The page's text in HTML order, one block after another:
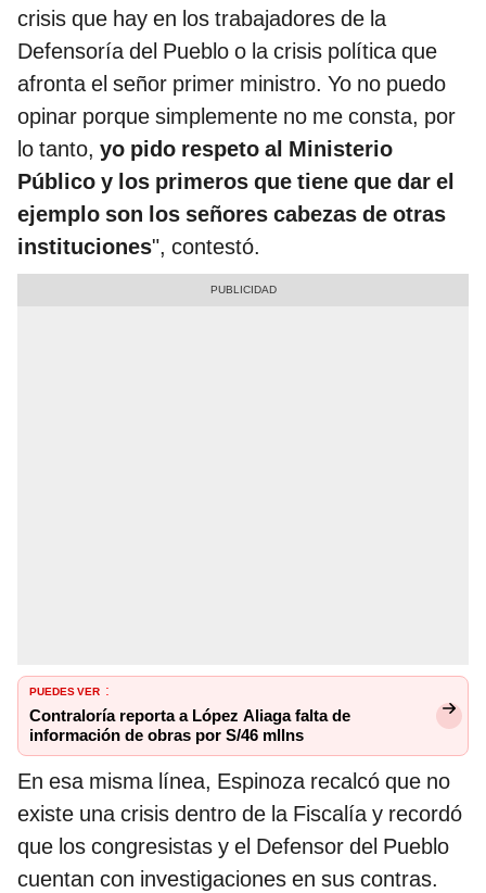
crisis que hay en los trabajadores de la
Defensoría del Pueblo o la crisis política que
afronta el señor primer ministro. Yo no puedo
opinar porque simplemente no me consta, por
lo tanto, yo pido respeto al Ministerio
Público y los primeros que tiene que dar el
ejemplo son los señores cabezas de otras
instituciones", contestó.
PUEDES VER :
Contraloría reporta a López Aliaga falta de
información de obras por S/46 mllns
En esa misma línea, Espinoza recalcó que no
existe una crisis dentro de la Fiscalía y recordó
que los congresistas y el Defensor del Pueblo
cuentan con investigaciones en sus contras.